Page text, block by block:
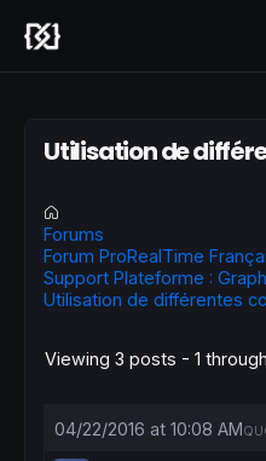
Utilisation de
Forums
Forum ProRealTime
Support Plateforme :
Utilisation de différentes
Viewing 3 posts - 1
04/22/2016 at 10:08 AM